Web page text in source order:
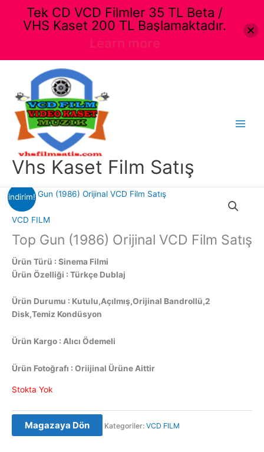
Vhs Kaset Film Satış
indirim!
VCD FILM
Top Gun (1986) Orijinal VCD Film Satış
Ürün Türü : Sinema Filmi
Ürün Özelliği : Türkçe Dublaj
Ürün Durumu : Kutulu,Açılmış,Orijinal Bandrollü,2
Disk,Temiz Kondüsyon
Ürün Kargo : Alıcı Ödemeli
Ürün Fotoğrafı : Oriijinal Ürüne Aittir
Stokta Yok
Magazaya Dön Kategoriler: VCD FILM
Tek CD VCD Filmler 35 TL Beta /
VHS Kaset 200 TL Başlamaktadır.
Learn more